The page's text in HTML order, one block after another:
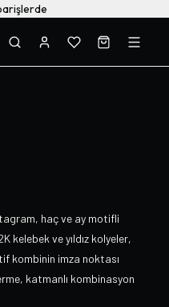
haç ve ay motifli
kelebek ve yıldız kolyeler,
kombinin imza noktası
katmanlı kombinasyon